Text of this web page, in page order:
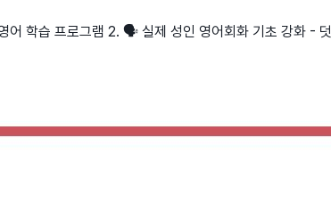
학습 프로그램 2. 🗣️ 실제 성인 영어회화 기초 강화 -